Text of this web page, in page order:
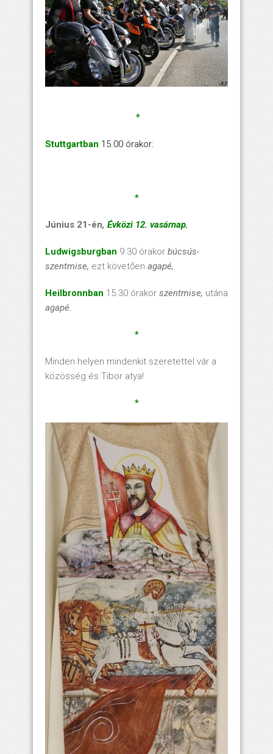
*
Stuttgartban 15.00 órakor:
*
Június 21-én, Évközi 12. vasárnap,
Ludwigsburgban 9.30 órakor búcsús-
szentmise, ezt követően agapé,
Heilbronnban 15.30 órakor szentmise, utána
agapé.
*
Minden helyen mindenkit szeretettel vár a
közösség és Tibor atya!
*